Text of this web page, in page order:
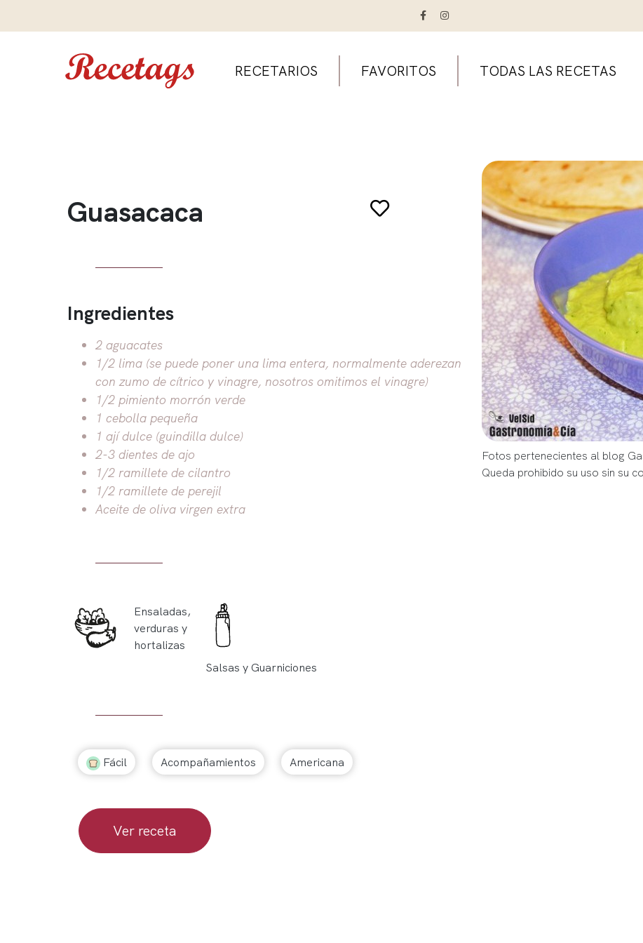
RECETARIOS FAVORITOS TODAS LAS RECETAS
Guasacaca
Ingredientes
2 aguacates
1/2 lima (se puede poner una lima entera, normalmente aderezan
con zumo de cítrico y vinagre, nosotros omitimos el vinagre)
1/2 pimiento morrón verde
1 cebolla pequeña
1 ají dulce (guindilla dulce)
2-3 dientes de ajo
1/2 ramillete de cilantro
1/2 ramillete de perejil
Aceite de oliva virgen extra
Ensaladas,
verduras y
hortalizas
Salsas y Guarniciones
Fácil Acompañamientos Americana
Ver receta
Fotos pertenecientes al blog
Queda prohibido su uso sin su